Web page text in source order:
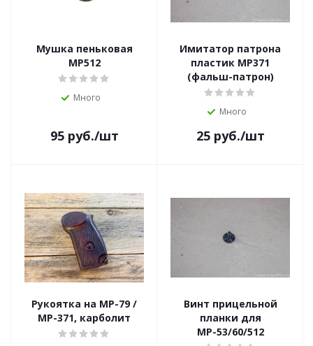
Мушка пеньковая
МР512
Много
95руб./шт
Имитатор патрона
пластик МР371
(фальш-патрон)
Много
25руб./шт
Рукоятка на МР-79 /
МР-371, карболит
Винт прицельной
планки для
МР-53/60/512